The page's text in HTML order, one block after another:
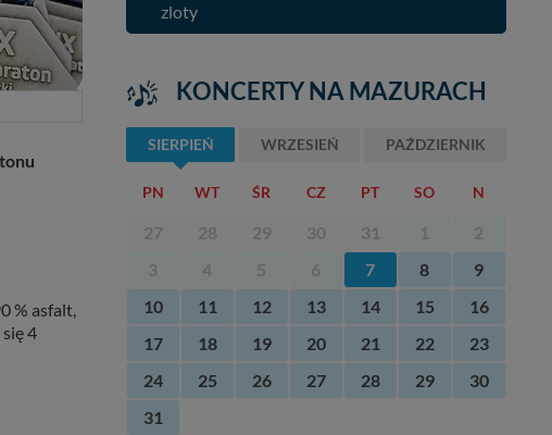
% asfalt,
4
zloty
KONCERTY NA MAZURACH
SIERPIEŃ WRZESIEŃ PAŹDZIERNIK
PN WT ŚR CZ PT SO N
27 28 29 30 31 1
2
3
4 5 6 7 8
9
10
11 12 13 14 15
16
17
18 19 20 21 22
23
24
25 26 27 28 29
30
31